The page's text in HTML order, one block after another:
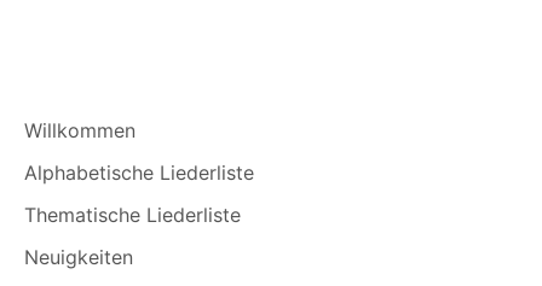
Willkommen
Alphabetische Liederliste
Thematische Liederliste
Neuigkeiten